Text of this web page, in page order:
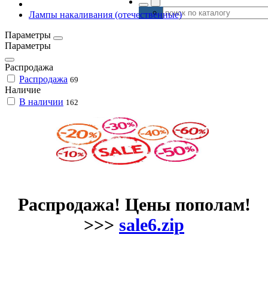
Лампы накаливания (отечественные)
Параметры
Параметры
Распродажа
Распродажа 69
Наличие
В наличии 162
Распродажа! Цены пополам!
>>> sale6.zip